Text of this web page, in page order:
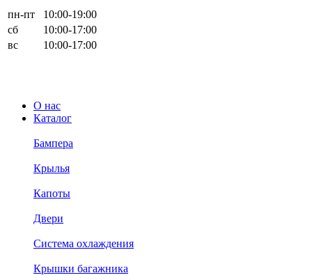
пн-пт
10:00-19:00
сб
10:00-17:00
вс
10:00-17:00
О нас
Каталог
Бампера
Крылья
Капоты
Двери
Система охлаждения
Крышки багажника